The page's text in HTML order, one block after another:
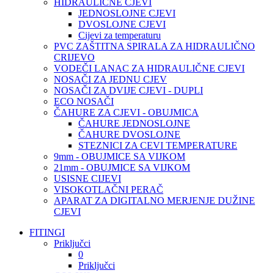
HIDRAULIČNE CJEVI
JEDNOSLOJNE CJEVI
DVOSLOJNE CJEVI
Cijevi za temperaturu
PVC ZAŠTITNA SPIRALA ZA HIDRAULIČNO
CRIJEVO
VODEČI LANAC ZA HIDRAULIČNE CJEVI
NOSAČI ZA JEDNU CJEV
NOSAČI ZA DVIJE CJEVI - DUPLI
ECO NOSAČI
ČAHURE ZA CJEVI - OBUJMICA
ČAHURE JEDNOSLOJNE
ČAHURE DVOSLOJNE
STEZNICI ZA CEVI TEMPERATURE
9mm - OBUJMICE SA VIJKOM
21mm - OBUJMICE SA VIJKOM
USISNE CIJEVI
VISOKOTLAČNI PERAČ
APARAT ZA DIGITALNO MERJENJE DUŽINE
CJEVI
FITINGI
Priključci
0
Priključci